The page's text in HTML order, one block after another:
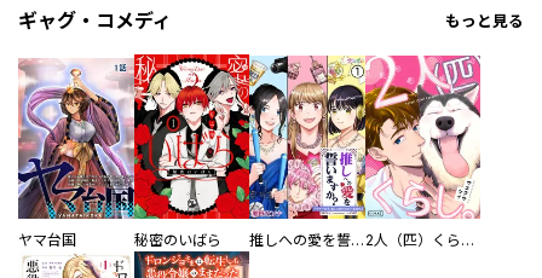
ギャグ・コメディ もっと見る
ヤマ台国 秘密のいばら 推しへの愛を誓いますか？～アラサー女子、推しは逃げぬが人生逃げる～ 2人（匹）くらし。